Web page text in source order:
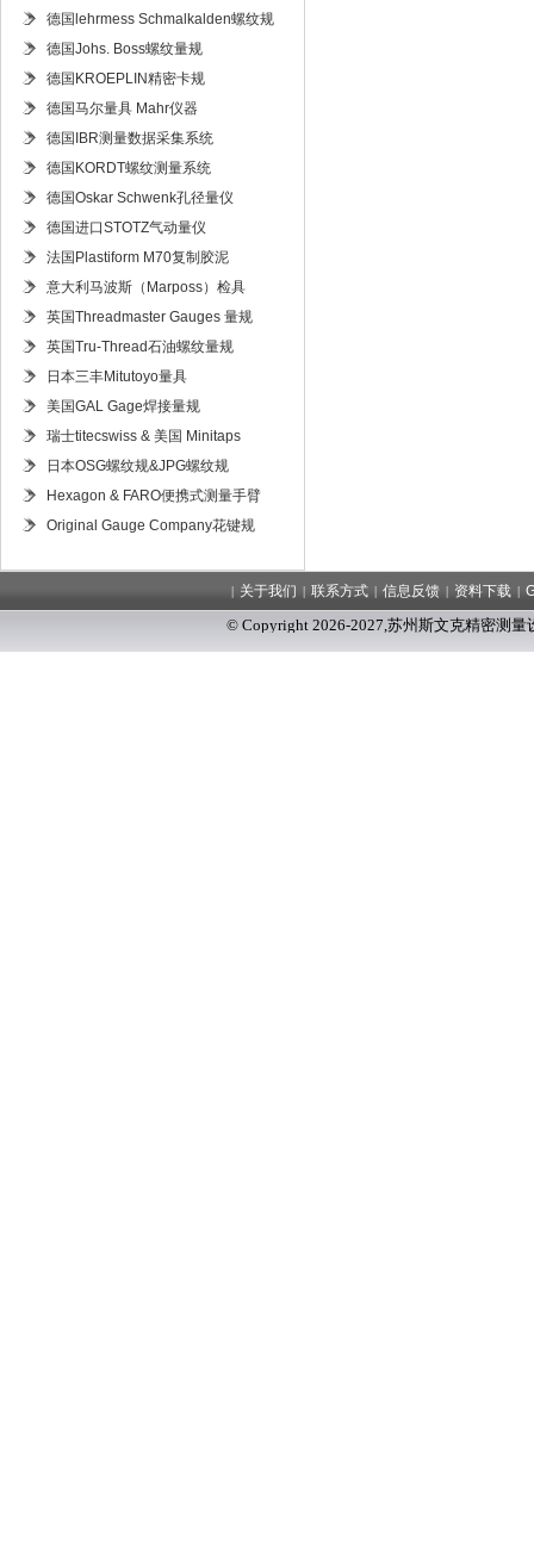
德国lehrmess Schmalkalden螺纹规
德国Johs. Boss螺纹量规
德国KROEPLIN精密卡规
德国马尔量具 Mahr仪器
德国IBR测量数据采集系统
德国KORDT螺纹测量系统
德国Oskar Schwenk孔径量仪
德国进口STOTZ气动量仪
法国Plastiform M70复制胶泥
意大利马波斯（Marposs）检具
英国Threadmaster Gauges 量规
英国Tru-Thread石油螺纹量规
日本三丰Mitutoyo量具
美国GAL Gage焊接量规
瑞士titecswiss & 美国 Minitaps
日本OSG螺纹规&JPG螺纹规
Hexagon & FARO便携式测量手臂
Original Gauge Company花键规
| 关于我们 | 联系方式 | 信息反馈 | 资料下载 |
© Copyright 2026-2027,苏州斯文克精密测量